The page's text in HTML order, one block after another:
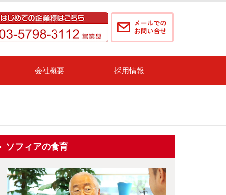
会社概要 採用情報
ソフィアの食育